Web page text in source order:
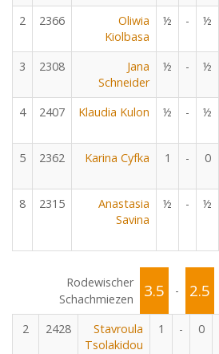
2 2366
Oliwia
Kiolbasa
½ - ½
3 2308
Jana
Schneider
½ - ½
4 2407 Klaudia Kulon ½ - ½
5 2362 Karina Cyfka 1 - 0
8 2315
Anastasia
Savina
½ - ½
Rodewischer
Schachmiezen
3.5 - 2.5
2
2428
Stavroula
Tsolakidou
1 - 0